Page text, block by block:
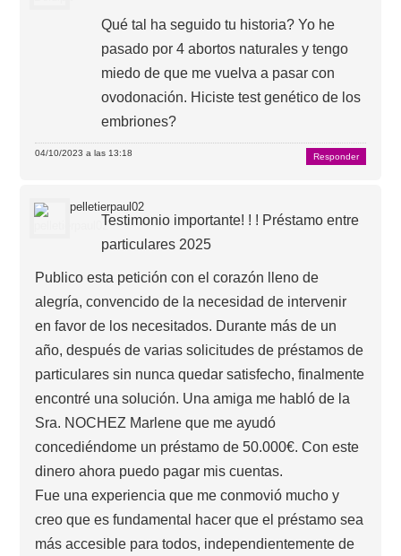
Qué tal ha seguido tu historia? Yo he
pasado por 4 abortos naturales y tengo
miedo de que me vuelva a pasar con
ovodonación. Hiciste test genético de los
embriones?
04/10/2023 a las 13:18 Responder
pelletierpaul02
Testimonio importante! ! ! Préstamo entre
particulares 2025
Publico esta petición con el corazón lleno de
alegría, convencido de la necesidad de intervenir
en favor de los necesitados. Durante más de un
año, después de varias solicitudes de préstamos de
particulares sin nunca quedar satisfecho, finalmente
encontré una solución. Una amiga me habló de la
Sra. NOCHEZ Marlene que me ayudó
concediéndome un préstamo de 50.000€. Con este
dinero ahora puedo pagar mis cuentas.
Fue una experiencia que me conmovió mucho y
creo que es fundamental hacer que el préstamo sea
más accesible para todos, independientemente de